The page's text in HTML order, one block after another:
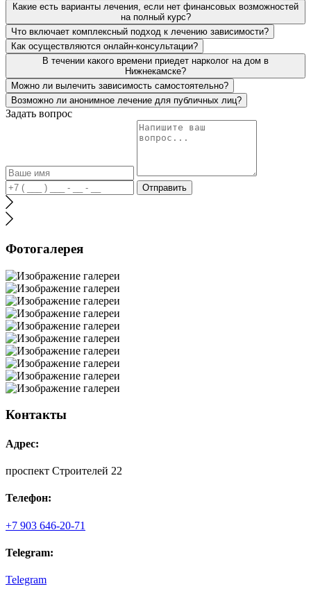
Какие есть варианты лечения, если нет финансовых возможностей
на полный курс?
Что включает комплексный подход к лечению зависимости?
Как осуществляются онлайн-консультации?
В течении какого времени приедет нарколог на дом в
Нижнекамске?
Можно ли вылечить зависимость самостоятельно?
Возможно ли анонимное лечение для публичных лиц?
Задать вопрос
Отправить
Фотогалерея
Контакты
Адрес:
проспект Строителей 22
Телефон:
+7 903 646-20-71
Telegram:
Telegram